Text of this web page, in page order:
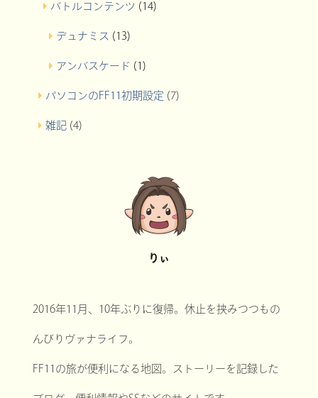
バトルコンテンツ (14)
デュナミス (13)
アンバスケード (1)
パソコンのFF11初期設定 (7)
雑記(4)
りぃ
2016年11月、10年ぶりに復帰。休止を挟みつつもの
んびりヴァナライフ。
FF11の旅が便利になる地図。ストーリーを記録した